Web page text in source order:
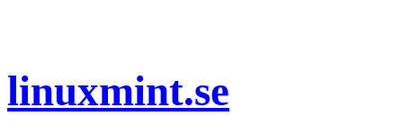
linuxmint.se